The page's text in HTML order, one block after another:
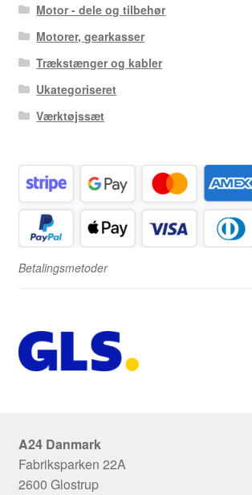
Motor - dele og tilbehør
Motorer, gearkasser
Trækstænger og kabler
Ukategoriseret
Værktøjssæt
Betalingsmetoder
A24 Danmark
Fabriksparken 22A
2600 Glostrup